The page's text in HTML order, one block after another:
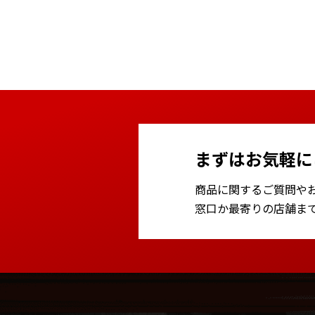
まずはお気軽
商品に関するご質問や
窓口か最寄りの店舗ま